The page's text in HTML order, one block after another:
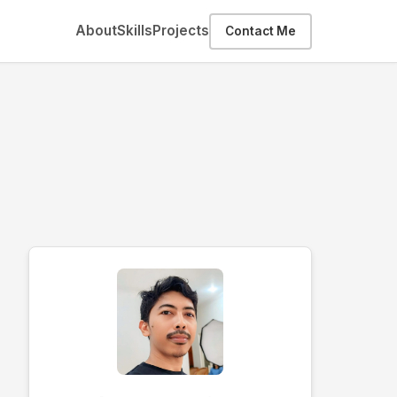
AboutSkillsProjects Contact Me